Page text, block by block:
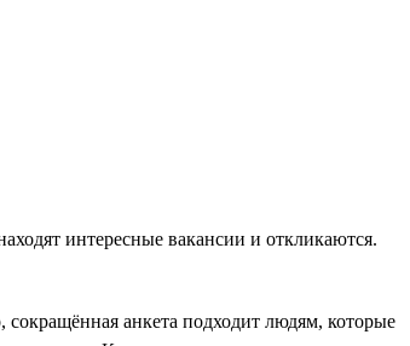
интересные вакансии и откликаются.
анкета подходит людям, которые